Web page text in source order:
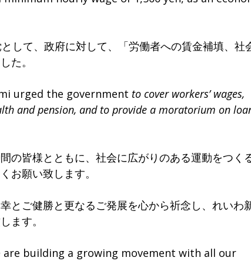
して、政府に対して、「労働者への賃金補填、社
た。
urged the government to cover workers’ wages,
and pension, and to provide a moratorium on
の皆様とともに、社会に広がりのある運動をつく
お願い致します。
とご健勝と更なるご発展を心から祈念し、れいわ
ます。
building a growing movement with all our